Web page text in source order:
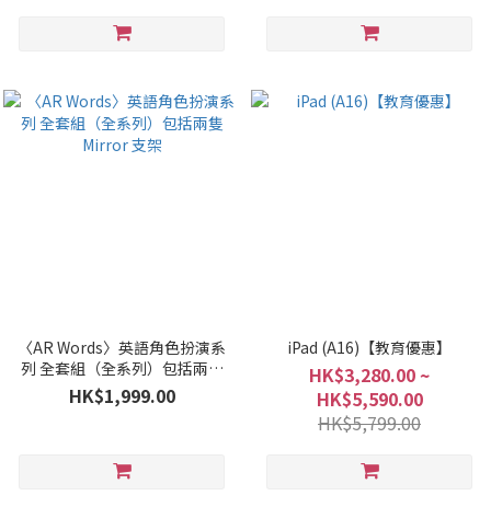
〈AR Words〉英語角色扮演系
列 全套組（全系列）包括兩隻
Mirror 支架
HK$1,999.00
iPad (A16)【教育優惠】
HK$3,280.00 ~
HK$5,590.00
HK$5,799.00